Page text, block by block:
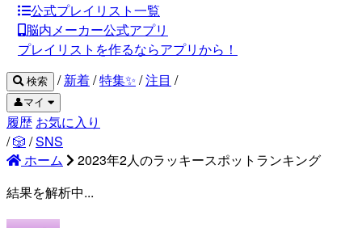
公式プレイリスト一覧
脳内メーカー公式アプリ
プレイリストを作るならアプリから！
検索 / 新着/特集✨ /注目 /
👤マイ
履歴 お気に入り
/🎲 /SNS
ホーム
2023年2人のラッキースポットランキング
結果を解析中...